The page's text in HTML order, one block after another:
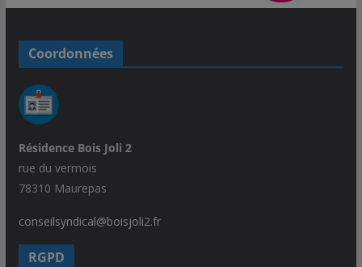
Coordonnées
Résidence Bois Joli 2
rue du vermois
78310 Maurepas
conseilsyndical@boisjoli2.fr
RGPD